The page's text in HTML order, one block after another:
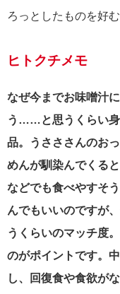
ろっとしたものを好
ヒトクチメモ
なぜ今までお味噌汁
う……と思うくらい身
品。うさささんのお
めんが馴染んでくる
などでも食べやすそ
んでもいいのですが
うくらいのマッチ度
のがポイントです。
し、回復食や食欲が